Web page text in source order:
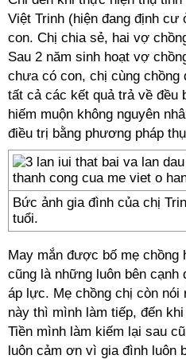
Việt Trinh (hiện đang định
con. Chị chia sẻ, hai vợ
Sau 2 năm sinh hoạt vợ
chưa có con, chị cùng chồng
tất cả các kết quả trả về đều
hiếm muộn không nguyên
điều trị bằng phương pháp
Bức ảnh gia đình của chị
tuổi.
May mắn được bố mẹ
cũng là những luôn bên
áp lực. Mẹ chồng chị còn nói
này thì mình làm tiếp, đến
Tiền mình làm kiếm lại sau
luôn cảm ơn vì gia đình luôn